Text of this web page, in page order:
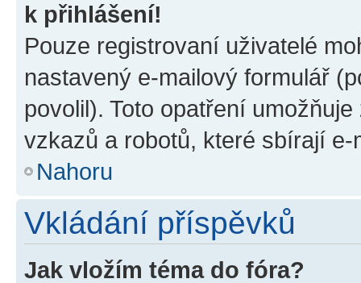
k přihlášení!
Pouze registrovaní uživatelé
nastavený e-mailový formulář
povolil). Toto opatření
vzkazů a robotů, které sbírají e-
Nahoru
Vkládání příspěvků
Jak vložím téma do fóra?